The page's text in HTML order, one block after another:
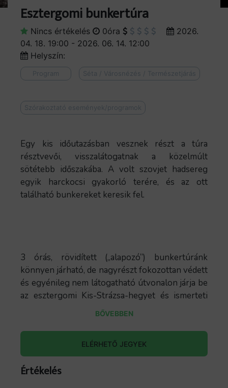
Esztergomi bunkertúra
Nincs értékelés 0óra
2026.
04. 18. 19:00 - 2026. 06. 14. 12:00
Helyszín:
Program Séta / Városnézés / Természetjárás
Szórakoztató események/programok
Egy kis időutazásban vesznek részt a túra
résztvevői, visszalátogatnak a közelmúlt
sötétebb időszakába. A volt szovjet hadsereg
egyik harckocsi gyakorló terére, és az ott
található bunkereket keresik fel.
3 órás, rövidített („alapozó”) bunkertúránk
könnyen járható, de nagyrészt fokozottan védett
és egyénileg nem látogatható útvonalon járja be
az esztergomi Kis-Strázsa-hegyet és ismerteti
meg a résztvevőkkel egykori katonai
A túra bár páratlanul szép tájon vezet,
elsősorban történeti fókuszú. Vezetőnkkel az
egykori lőtér katonai emlékeit járjuk be:
BŐVEBBEN
ELÉRHETŐ JEGYEK
Értékelés